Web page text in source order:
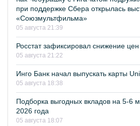
при поддержке Сбера открылась
«Союзмультфильма»
05 августа 21:39
Росстат зафиксировал снижение цен
05 августа 21:22
Инго Банк начал выпускать карты
05 августа 18:38
Подборка выгодных вкладов на 5-6
2026 года
05 августа 18:07